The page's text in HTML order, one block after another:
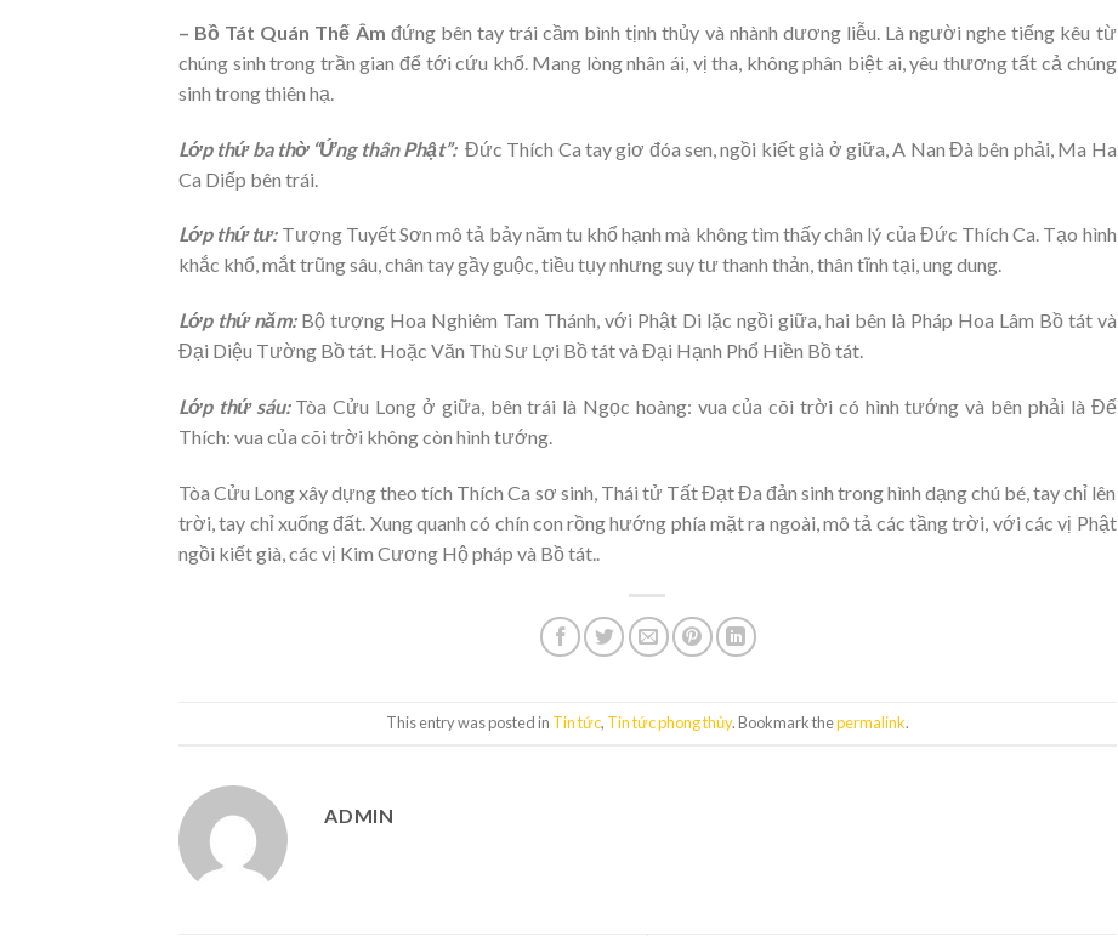
– Bồ Tát Quán Thế Âm đứng bên tay trái cầm bình tịnh thủy và nhành dương liễu. Là người nghe tiếng kêu từ
chúng sinh trong trần gian để tới cứu khổ. Mang lòng nhân ái, vị tha, không phân biệt ai, yêu thương tất cả chúng
sinh trong thiên hạ.
Lớp thứ ba thờ “Ứng thân Phật”:Đức Thích Ca tay giơ đóa sen, ngồi kiết già ở giữa, A Nan Đà bên phải, Ma Ha
Ca Diếp bên trái.
Lớp thứ tư:Tượng Tuyết Sơn mô tả bảy năm tu khổ hạnh mà không tìm thấy chân lý của Đức Thích Ca. Tạo hình
khắc khổ, mắt trũng sâu, chân tay gầy guộc, tiều tụy nhưng suy tư thanh thản, thân tĩnh tại, ung dung.
Lớp thứ năm:Bộ tượng Hoa Nghiêm Tam Thánh, với Phật Di lặc ngồi giữa, hai bên là Pháp Hoa Lâm Bồ tát và
Đại Diệu Tường Bồ tát. Hoặc Văn Thù Sư Lợi Bồ tát và Đại Hạnh Phổ Hiền Bồ tát.
Lớp thứ sáu:Tòa Cửu Long ở giữa, bên trái là Ngọc hoàng: vua của cõi trời có hình tướng và bên phải là Đế
Thích: vua của cõi trời không còn hình tướng.
Tòa Cửu Long xây dựng theo tích Thích Ca sơ sinh, Thái tử Tất Đạt Đa đản sinh trong hình dạng chú bé, tay chỉ lên
trời, tay chỉ xuống đất. Xung quanh có chín con rồng hướng phía mặt ra ngoài, mô tả các tầng trời, với các vị Phật
ngồi kiết già, các vị Kim Cương Hộ pháp và Bồ tát..
This entry was posted in Tin tức, Tin tức phong thủy. Bookmark thepermalink.
ADMIN